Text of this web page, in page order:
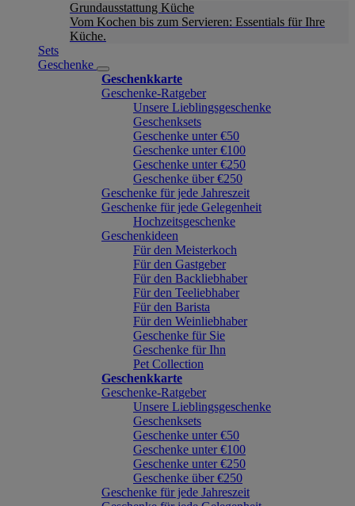
Grundausstattung Küche
Vom Kochen bis zum Servieren: Essentials für Ihre
Küche.
Sets
Geschenke
Geschenkkarte
Geschenke-Ratgeber
Unsere Lieblingsgeschenke
Geschenksets
Geschenke unter €50
Geschenke unter €100
Geschenke unter €250
Geschenke über €250
Geschenke für jede Jahreszeit
Geschenke für jede Gelegenheit
Hochzeitsgeschenke
Geschenkideen
Für den Meisterkoch
Für den Gastgeber
Für den Backliebhaber
Für den Teeliebhaber
Für den Barista
Für den Weinliebhaber
Geschenke für Sie
Geschenke für Ihn
Pet Collection
Geschenkkarte
Geschenke-Ratgeber
Unsere Lieblingsgeschenke
Geschenksets
Geschenke unter €50
Geschenke unter €100
Geschenke unter €250
Geschenke über €250
Geschenke für jede Jahreszeit